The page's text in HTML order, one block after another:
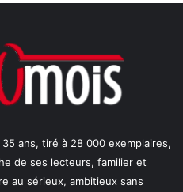
ans, tiré à 28 000 exemplaires,
de ses lecteurs, familier et
au sérieux, ambitieux sans